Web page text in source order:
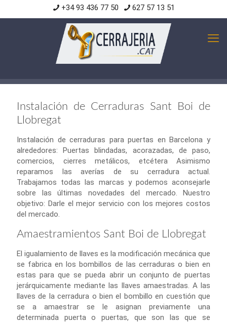
+34 93 436 77 50 627 57 13 51
Instalación de Cerraduras Sant Boi de
Llobregat
Instalación de cerraduras para puertas en Barcelona y
alrededores: Puertas blindadas, acorazadas, de paso,
comercios, cierres metálicos, etcétera Asimismo
reparamos las averías de su cerradura actual.
Trabajamos todas las marcas y podemos aconsejarle
sobre las últimas novedades del mercado. Nuestro
objetivo: Darle el mejor servicio con los mejores costos
del mercado.
Amaestramientos Sant Boi de Llobregat
El igualamiento de llaves es la modificación mecánica que
se fabrica en los bombillos de las cerraduras o bien en
estas para que se pueda abrir un conjunto de puertas
jerárquicamente mediante las llaves amaestradas. A las
llaves de la cerradura o bien el bombillo en cuestión que
se a amaestrar se le asignan previamente una
determinada puerta o puertas, que son las que se